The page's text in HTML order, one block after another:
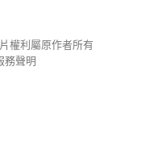
權利屬原作者所有
務聲明